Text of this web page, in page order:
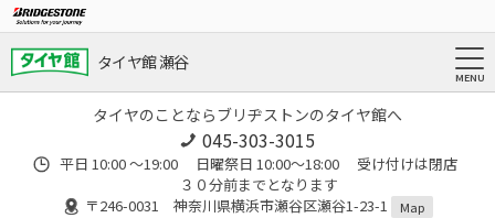
タイヤ館 瀬谷
タイヤのことならブリヂストンのタイヤ館へ
045-303-3015
平日 10:00 ～19:00 日曜祭日 10:00～18:00 受け付けは閉店
３０分前までとなります
〒246-0031 神奈川県横浜市瀬谷区瀬谷1-23-1
Map